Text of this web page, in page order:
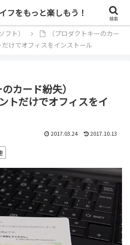
ソコン好きのブログ
フト）
（プロダクトキーのカー
けでオフィスをインストール
カード紛失）
トだけでオフィスをイ
2017.03.24 2017.10.13
検索